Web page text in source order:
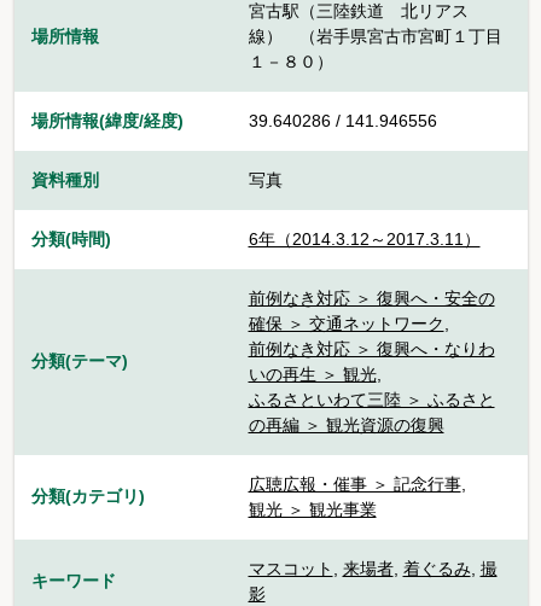
場所情報
宮古駅（三陸鉄道 北リアス
線） （岩手県宮古市宮町１丁目
１－８０）
場所情報(緯度/経度) 39.640286 / 141.946556
資料種別 写真
分類(時間) 6年（2014.3.12～2017.3.11）
分類(テーマ)
前例なき対応 ＞ 復興へ・安全の
確保 ＞ 交通ネットワーク,
前例なき対応 ＞ 復興へ・なりわ
いの再生 ＞ 観光,
ふるさといわて三陸 ＞ ふるさと
の再編 ＞ 観光資源の復興
分類(カテゴリ)
広聴広報・催事 ＞ 記念行事,
観光 ＞ 観光事業
キーワード
マスコット , 来場者, 着ぐるみ, 撮
影